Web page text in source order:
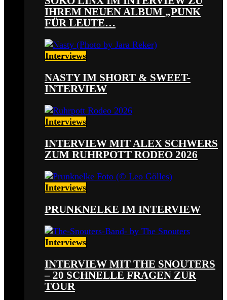
IHREM NEUEN ALBUM „PUNK
FÜR LEUTE…
Interviews
NASTY IM SHORT & SWEET-
INTERVIEW
Interviews
INTERVIEW MIT ALEX SCHWERS
ZUM RUHRPOTT RODEO 2026
Interviews
PRUNKNELKE IM INTERVIEW
Interviews
INTERVIEW MIT THE SNOUTERS
– 20 SCHNELLE FRAGEN ZUR
TOUR